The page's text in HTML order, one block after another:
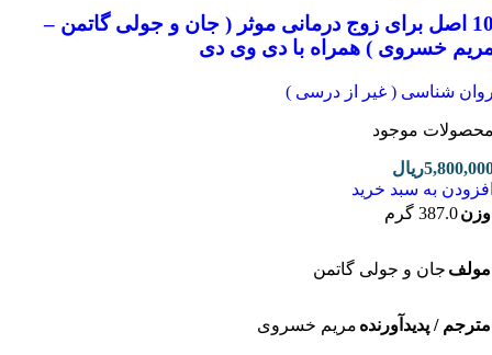
10 اصل برای زوج درمانی موثر ( جان و جولی گاتمن –
خسروی ) همراه با دی وی دی
شناسی ( غیر از درسی )
موجود
ریال
به سبد خرید
387.0 گرم
جان و جولی گاتمن
/ پدیدآورندهمریم خسروی